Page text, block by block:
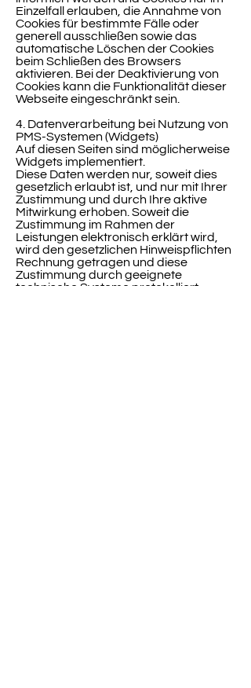
Einzelfall erlauben, die Annahme von
Cookies für bestimmte Fälle oder
generell ausschließen sowie das
automatische Löschen der Cookies
beim Schließen des Browsers
aktivieren. Bei der Deaktivierung von
Cookies kann die Funktionalität dieser
Webseite eingeschränkt sein.
4. Datenverarbeitung bei Nutzung von
PMS-Systemen (Widgets)
Auf diesen Seiten sind möglicherweise
Widgets implementiert.
Diese Daten werden nur, soweit dies
gesetzlich erlaubt ist, und nur mit Ihrer
Zustimmung und durch Ihre aktive
Mitwirkung erhoben. Soweit die
Zustimmung im Rahmen der
Leistungen elektronisch erklärt wird,
wird den gesetzlichen Hinweispflichten
Rechnung getragen und diese
Zustimmung durch geeignete
technische Systeme protokolliert.